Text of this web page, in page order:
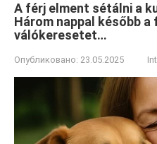
A férj elment sétálni a
Három nappal később
válókeresetet…
Опубликовано: 23.05.2025